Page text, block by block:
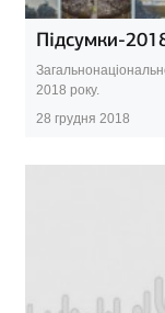
Підсумки-
2018 року.
28 грудня 2018